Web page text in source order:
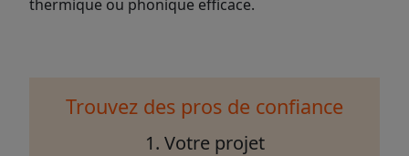
thermique ou phonique efficace.
Trouvez des pros de confiance
1. Votre projet